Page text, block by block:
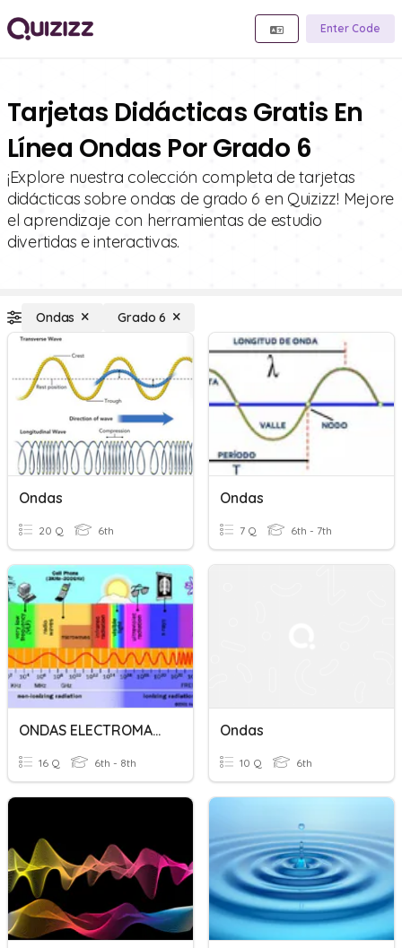
Enter Code
Tarjetas Didácticas Gratis En
Línea Ondas Por Grado 6
¡Explore nuestra colección completa de tarjetas
didácticas sobre ondas de grado 6 en Quizizz! Mejore
el aprendizaje con herramientas de estudio
divertidas e interactivas.
Ondas Grado 6
Ondas
20 Q 6th
Ondas
7 Q 6th - 7th
ONDAS ELECTROMAGNÉTICAS
16 Q 6th - 8th
Ondas
10 Q 6th